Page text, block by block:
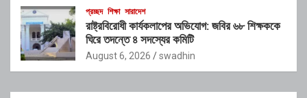
প্রচ্ছদ শিক্ষা সারাদেশ
রাষ্ট্রবিরোধী কার্যকলাপের অভিযোগ: জবির ৬৮ শিক্ষককে
ঘিরে তদন্তে ৪ সদস্যের কমিটি
August 6, 2026 swadhin